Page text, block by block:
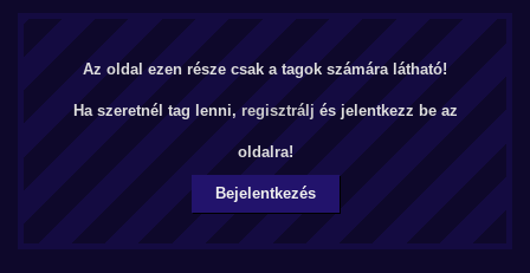
Az oldal ezen része csak a tagok számára látható!
Ha szeretnél tag lenni, regisztrálj és jelentkezz be az
oldalra!
Bejelentkezés